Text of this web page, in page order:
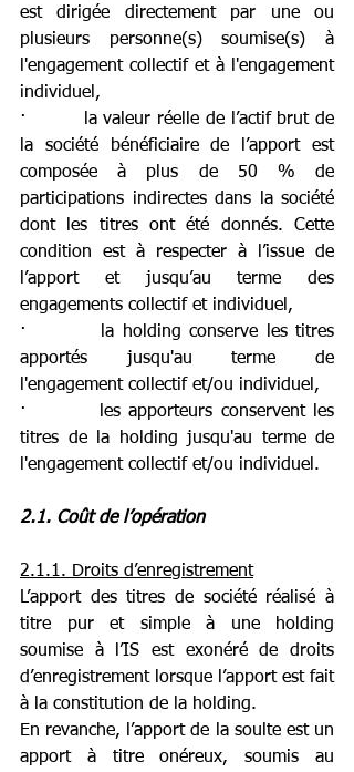
est dirigée directement par une ou
plusieurs personne(s) soumise(s) à
l'engagement collectif et à l'engagement
individuel,
·         la valeur réelle de l’actif brut de
la société bénéficiaire de l’apport est
composée à plus de 50 % de
participations indirectes dans la société
dont les titres ont été donnés. Cette
condition est à respecter à l’issue de
l’apport et jusqu’au terme des
engagements collectif et individuel,
·         la holding conserve les titres
apportés jusqu'au terme de
l'engagement collectif et/ou individuel,
·         les apporteurs conservent les
titres de la holding jusqu'au terme de
l'engagement collectif et/ou individuel.
2.1. Coût de l’opération
2.1.1. Droits d’enregistrement
L’apport des titres de société réalisé à
titre pur et simple à une holding
soumise à l’IS est exonéré de droits
d’enregistrement lorsque l’apport est fait
à la constitution de la holding.
En revanche, l’apport de la soulte est un
apport à titre onéreux, soumis au